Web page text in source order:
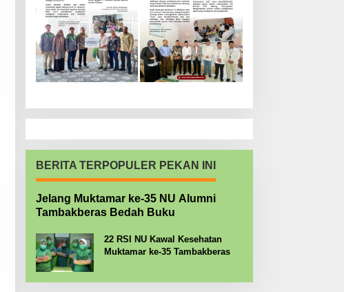
BERITA TERPOPULER PEKAN INI
Jelang Muktamar ke-35 NU Alumni
Tambakberas Bedah Buku
22 RSI NU Kawal Kesehatan
Muktamar ke-35 Tambakberas